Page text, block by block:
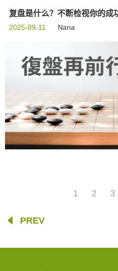
复盘是什么？不断检视你的成
2025-09-11 Nana
1 2 3
PREV